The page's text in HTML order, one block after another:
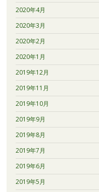
2020年4月
2020年3月
2020年2月
2020年1月
2019年12月
2019年11月
2019年10月
2019年9月
2019年8月
2019年7月
2019年6月
2019年5月